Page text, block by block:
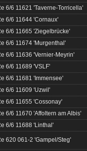
6/6 11621 'Taverne-Torricella'
6/6 11644 'Cornaux'
6/6 11665 'Ziegelbrücke'
6/6 11674 'Murgenthal'
6/6 11636 'Vernier-Meyrin'
6/6 11689 'VSLF'
6/6 11681 'Immensee'
6/6 11609 'Uzwil'
6/6 11655 'Cossonay'
6/6 11670 'Affoltern am Albis'
6/6 11688 'Linthal'
620 061-2 'Gampel/Steg'